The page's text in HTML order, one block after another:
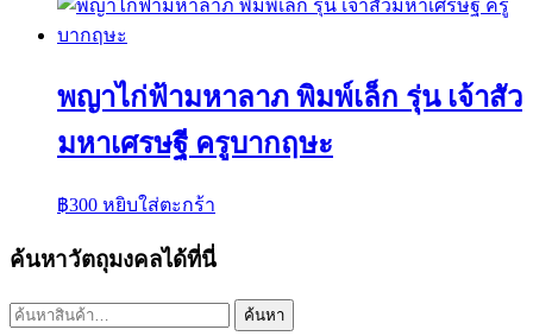
พญาไก่ฟ้ามหาลาภ พิมพ์เล็ก รุ่น เจ้าสัว
มหาเศรษฐี ครูบากฤษะ
฿300 หยิบใส่ตะกร้า
ค้นหาวัตถุมงคลได้ที่นี่
ค้นหา: ค้นหา